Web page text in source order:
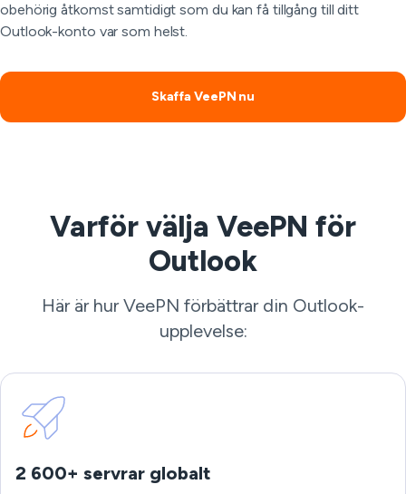
obehörig åtkomst samtidigt som du kan få tillgång till ditt
Outlook-konto var som helst.
Skaffa VeePN nu
Varför välja VeePN för
Outlook
Här är hur VeePN förbättrar din Outlook-
upplevelse:
2 600+ servrar globalt